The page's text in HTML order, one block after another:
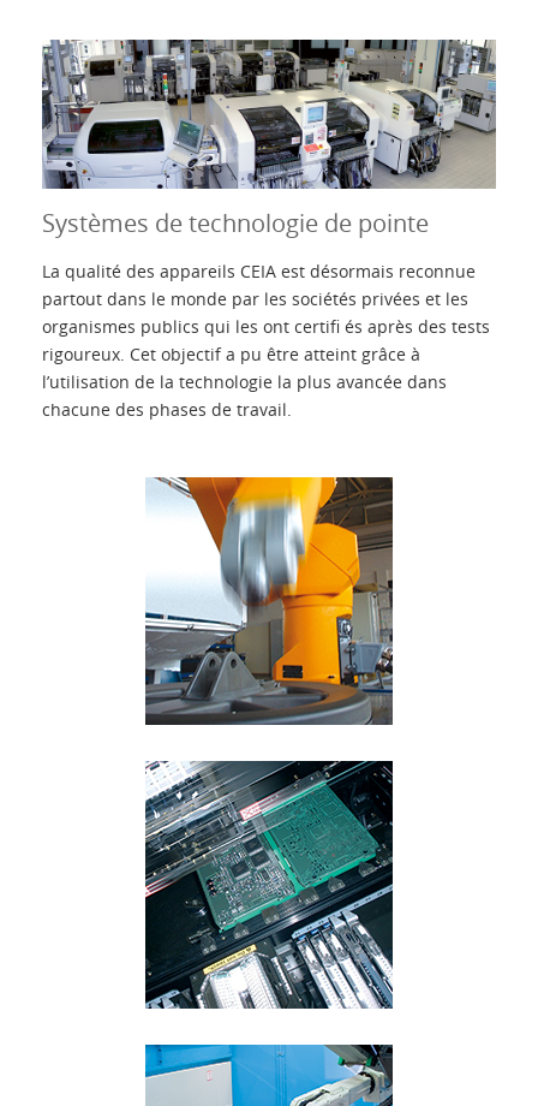
Produits
Accessoires
Présentation
Contacts
Login
Systèmes de technologie de pointe
La qualité des appareils CEIA est désormais reconnue
partout dans le monde par les sociétés privées et les
organismes publics qui les ont certifi és après des tests
rigoureux. Cet objectif a pu être atteint grâce à
l’utilisation de la technologie la plus avancée dans
chacune des phases de travail.